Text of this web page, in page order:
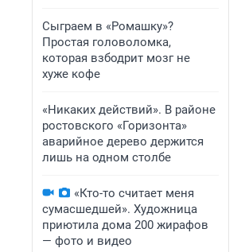
Сыграем в «Ромашку»?
Простая головоломка,
которая взбодрит мозг не
хуже кофе
«Никаких действий». В районе
ростовского «Горизонта»
аварийное дерево держится
лишь на одном столбе
«Кто-то считает меня
сумасшедшей». Художница
приютила дома 200 жирафов
— фото и видео